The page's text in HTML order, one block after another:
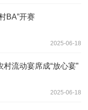
BA”开赛
2025-06-18
流动宴席成“放心宴”
2025-06-18